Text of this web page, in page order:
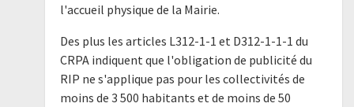
l'accueil physique de la Mairie.
Des plus les articles L312-1-1 et D312-1-1-1 du
CRPA indiquent que l'obligation de publicité du
RIP ne s'applique pas pour les collectivités de
moins de 3 500 habitants et de moins de 50